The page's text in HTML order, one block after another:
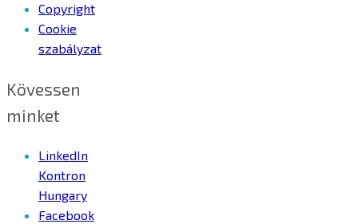
Copyright
Cookie
szabályzat
Kövessen
minket
LinkedIn
Kontron
Hungary
Facebook